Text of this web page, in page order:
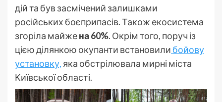
дій та був засмічений залишками
російських боєприпасів. Також екосистема
згоріла майжена 60%. Окрім того, поруч із
цією ділянкою окупанти встановили бойову
установку, яка обстрілювала мирні міста
Київської області.